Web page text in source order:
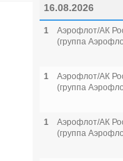
16.08.2026
1
Аэрофлот/АК
(группа
1
Аэрофлот/АК
(группа
1
Аэрофлот/АК
(группа